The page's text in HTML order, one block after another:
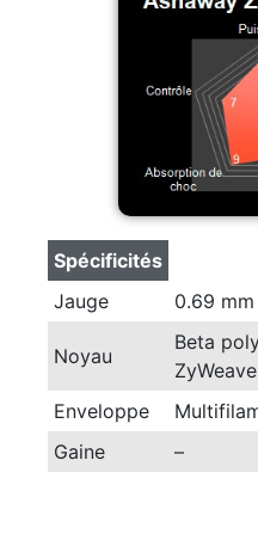
Spécificités
Jauge
0.69 mm
Noyau
Beta
ZyWeave
Enveloppe
Gaine
–